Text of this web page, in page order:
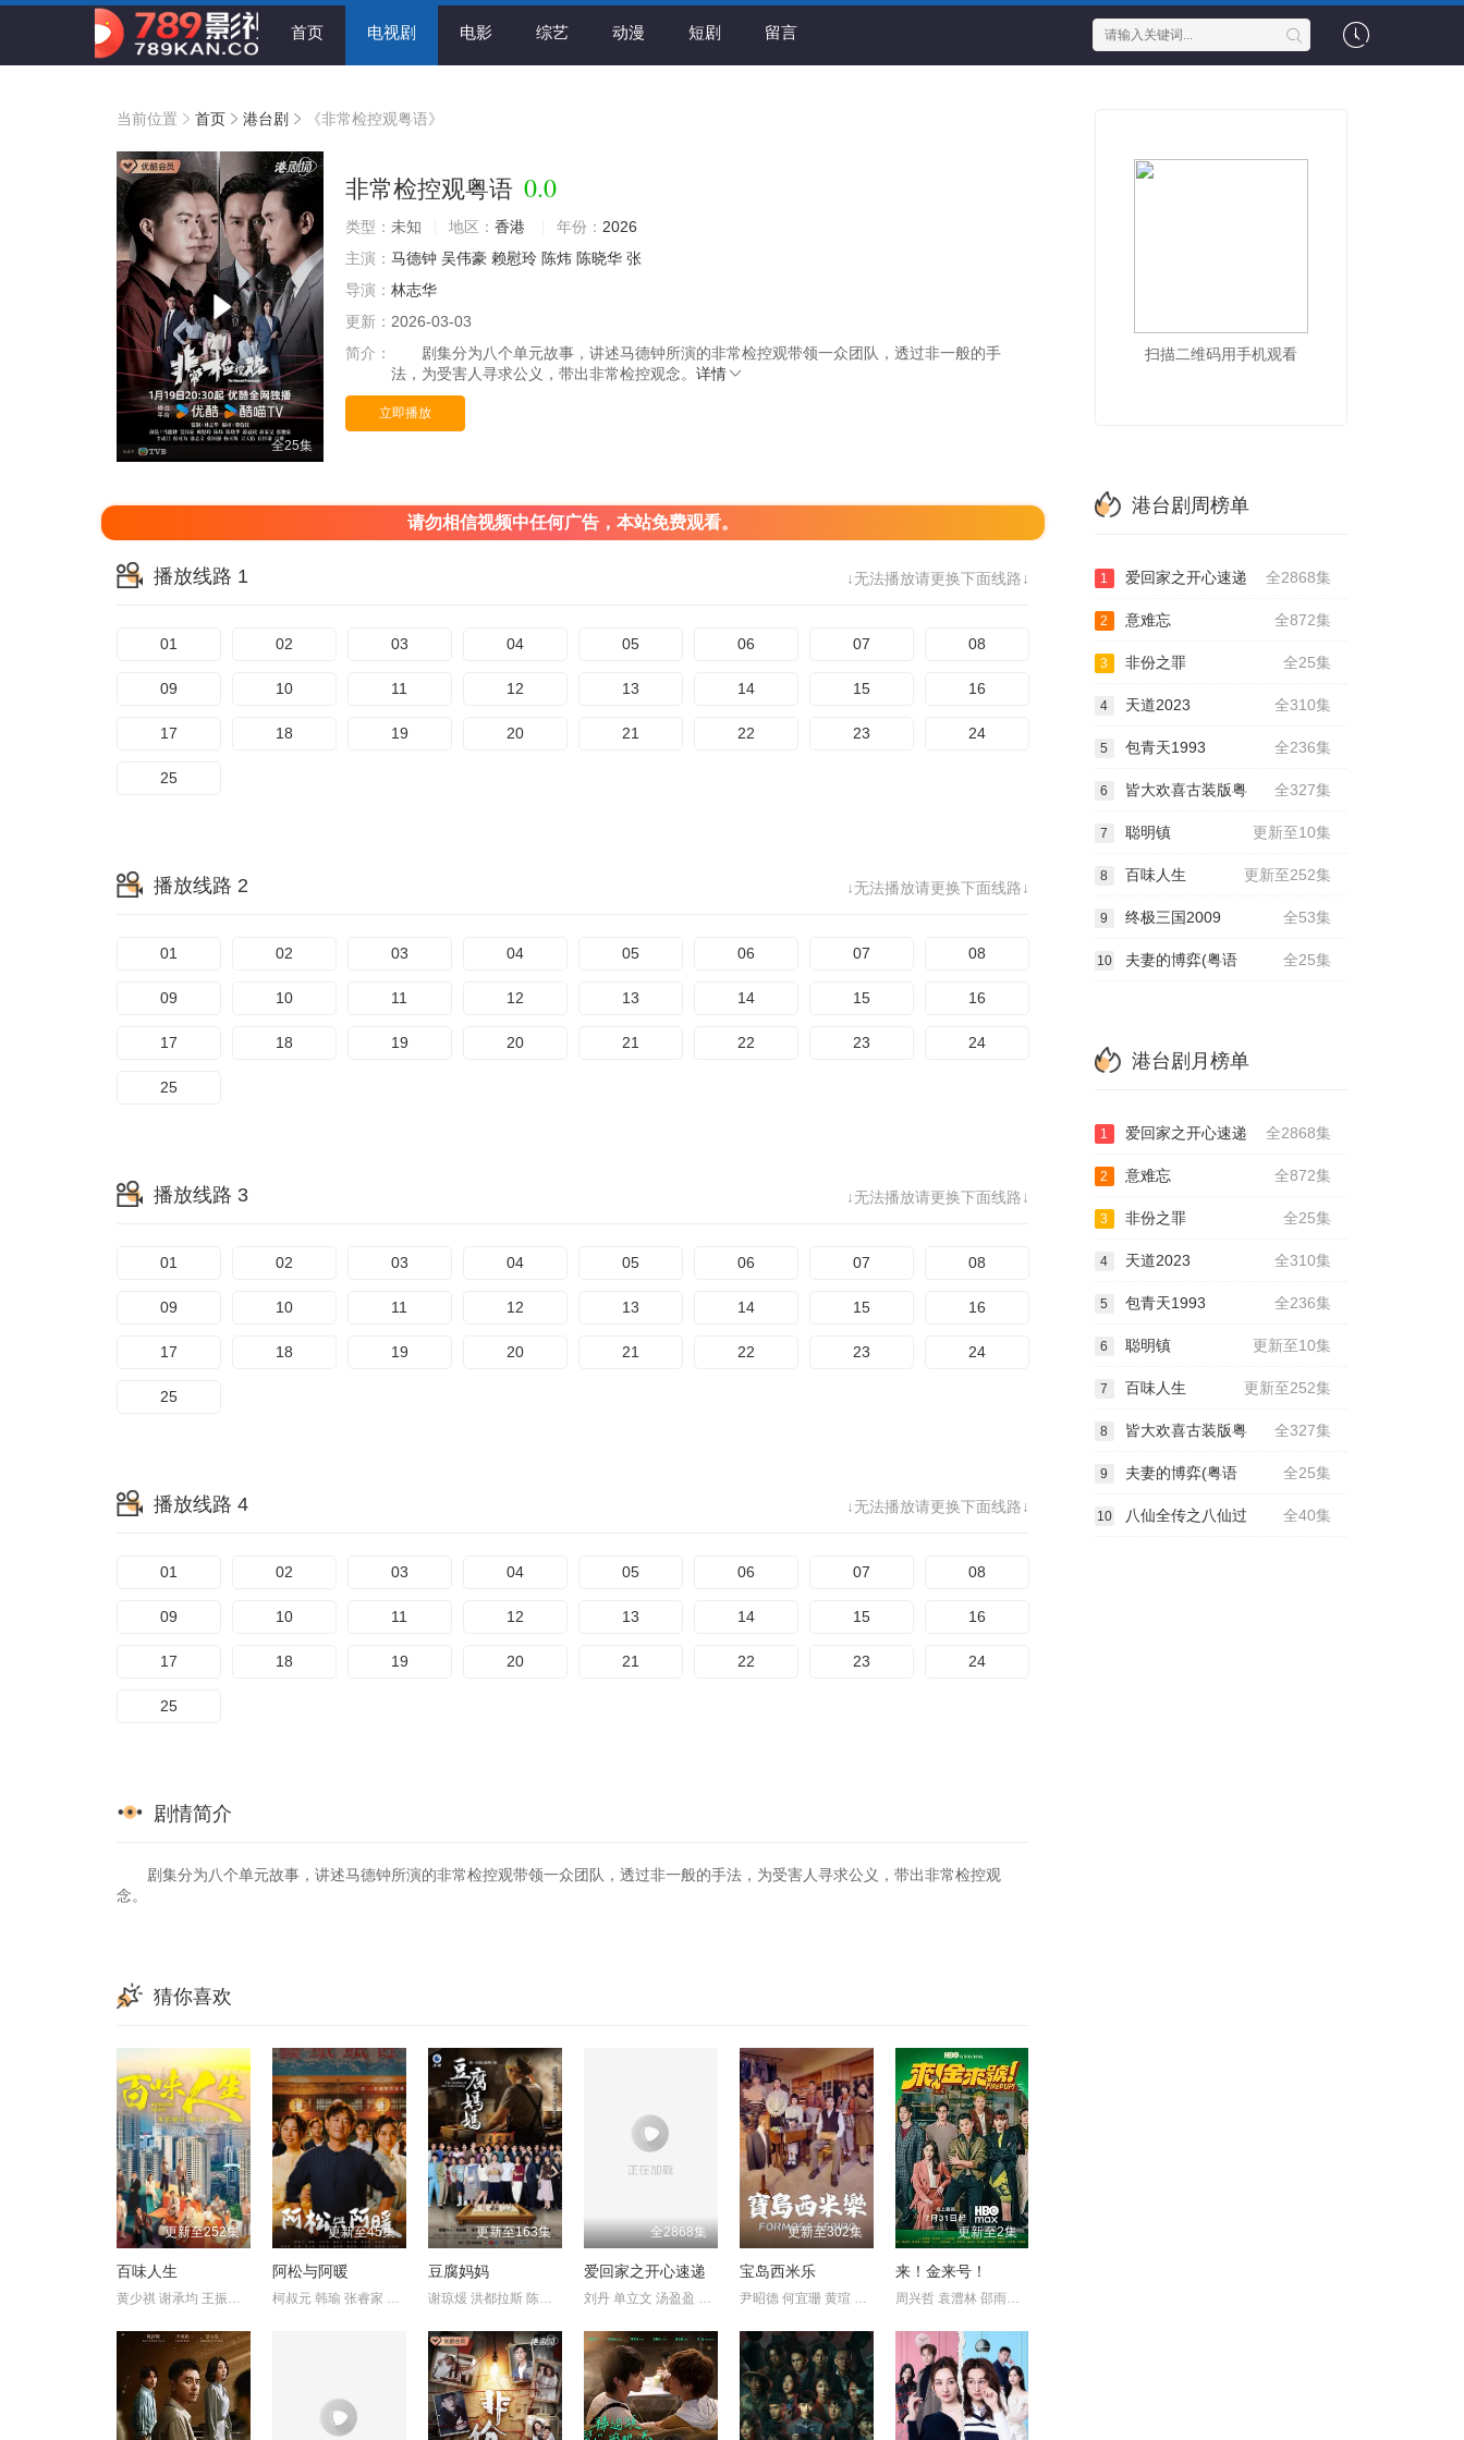
首页 电视剧 电影 综艺 动漫 短剧 留言
当前位置 首页 港台剧 《非常检控观粤语》
全25集
非常检控观粤语 0.0
类型： 未知 地区： 香港 年份： 2026
主演： 马德钟 吴伟豪 赖慰玲 陈炜 陈晓华 张
导演： 林志华
更新： 2026-03-03
简介：
剧集分为八个单元故事，讲述马德钟所演的非常检控观带领一众团队，透过非一般的手
法，为受害人寻求公义，带出非常检控观念。 详情
立即播放
请勿相信视频中任何广告，本站免费观看。
↓无法播放请更换下面线路↓
播放线路 1
01 02 03 04 05 06 07 08
09 10 11 12 13 14 15 16
17 18 19 20 21 22 23 24
25
↓无法播放请更换下面线路↓
播放线路 2
01 02 03 04 05 06 07 08
09 10 11 12 13 14 15 16
17 18 19 20 21 22 23 24
25
↓无法播放请更换下面线路↓
播放线路 3
01 02 03 04 05 06 07 08
09 10 11 12 13 14 15 16
17 18 19 20 21 22 23 24
25
↓无法播放请更换下面线路↓
播放线路 4
01 02 03 04 05 06 07 08
09 10 11 12 13 14 15 16
17 18 19 20 21 22 23 24
25
剧情简介
剧集分为八个单元故事，讲述马德钟所演的非常检控观带领一众团队，透过非一般的手法，为受害人寻求公义，带出非常检控观
念。
猜你喜欢
更新至252集
百味人生
黄少祺 谢承均 王振复 江宏恩 陈珮骐 王乐妍 窦智孔 江国宾 岳虹
更新至45集
阿松与阿暖
柯叔元 韩瑜 张睿家 杨子仪
更新至163集
豆腐妈妈
谢琼煖 洪都拉斯 陈仙梅 蓝苇华 苏晏霈 曾智希 曾子益 陈志强 郭
全2868集
爱回家之开心速递
刘丹 单立文 汤盈盈 吕慧仪 罗乐林 马贯东 苏韵姿 周嘉洛 陈浚霆
更新至302集
宝岛西米乐
尹昭德 何宜珊 黄瑄 卢彦泽 陈文山 王盈凯 黄婕菲 蔡祥 马国贤
更新至2集
来！金来号！
周兴哲 袁澧林 邵雨薇 林思宇
扫描二维码用手机观看
港台剧周榜单
全2868集
1 爱回家之开心速递
全872集
2 意难忘
全25集
3 非份之罪
全310集
4 天道2023
全236集
5 包青天1993
全327集
6 皆大欢喜古装版粤
更新至10集
7 聪明镇
更新至252集
8 百味人生
全53集
9 终极三国2009
全25集
10 夫妻的博弈(粤语
港台剧月榜单
全2868集
1 爱回家之开心速递
全872集
2 意难忘
全25集
3 非份之罪
全310集
4 天道2023
全236集
5 包青天1993
更新至10集
6 聪明镇
更新至252集
7 百味人生
全327集
8 皆大欢喜古装版粤
全25集
9 夫妻的博弈(粤语
全40集
10 八仙全传之八仙过